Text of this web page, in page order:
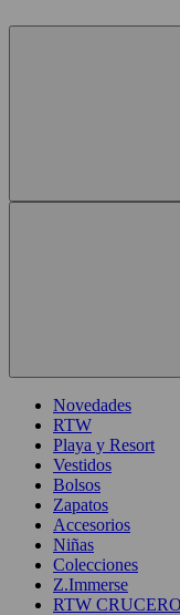
Novedades
RTW
Playa y Resort
Vestidos
Bolsos
Zapatos
Accesorios
Niñas
Colecciones
Z.Immerse
RTW